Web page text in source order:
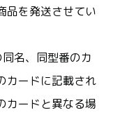
品を発送させてい
名、同型番のカ
カードに記載され
カードと異なる場